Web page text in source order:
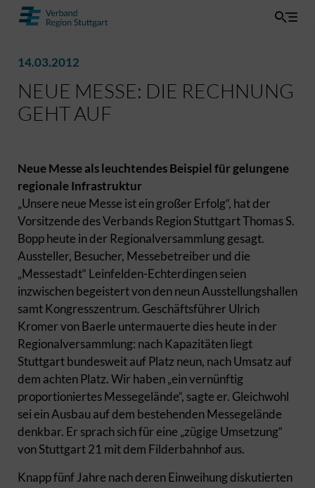
14.03.2012
NEUE MESSE: DIE RECHNUNG
GEHT AUF
Neue Messe als leuchtendes Beispiel für gelungene
regionale Infrastruktur
„Unsere neue Messe ist ein großer Erfolg“, hat der
Vorsitzende des Verbands Region Stuttgart Thomas S.
Bopp heute in der Regionalversammlung gesagt.
Aussteller, Besucher, Messebetreiber und die
„Messestadt“ Leinfelden-Echterdingen seien
inzwischen begeistert von den neun Ausstellungshallen
samt Kongresszentrum. Geschäftsführer Ulrich
Kromer von Baerle untermauerte dies heute in der
Regionalversammlung: nach Kapazitäten liegt
Stuttgart bundesweit auf Platz neun, nach Umsatz auf
dem achten Platz. Wir haben „ein vernünftig
proportioniertes Messegelände“, sagte er. Gleichwohl
sei ein Ausbau auf dem bestehenden Messegelände
denkbar. Er sprach sich für eine „zügige Umsetzung“
von Stuttgart 21 mit dem Filderbahnhof aus.
Knapp fünf Jahre nach deren Einweihung diskutierten